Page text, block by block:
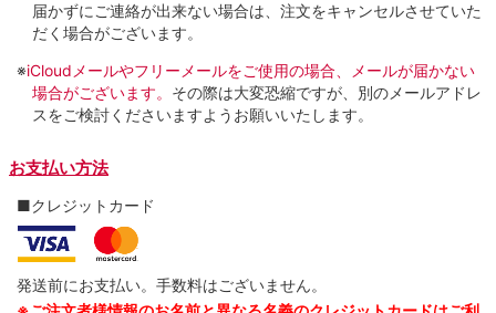
届かずにご連絡が出来ない場合は、注文をキャンセルさせていた
だく場合がございます。
※iCloudメールやフリーメールをご使用の場合、メールが届かない
場合がございます。 その際は大変恐縮ですが、別のメールアドレ
スをご検討くださいますようお願いいたします。
お支払い方法
■クレジットカード
発送前にお支払い。手数料はございません。